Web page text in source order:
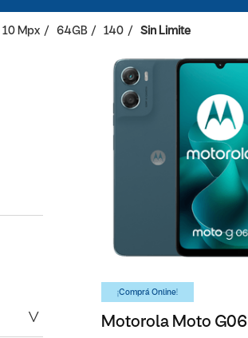
10 Mpx 64GB 140 Sin Limite
¡Comprá Online!
Motorola Moto G06